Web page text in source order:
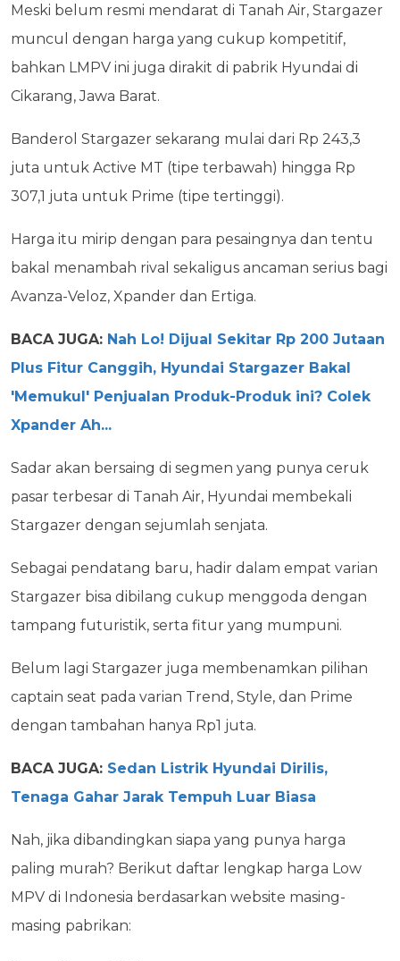
Meski belum resmi mendarat di Tanah Air, Stargazer
muncul dengan harga yang cukup kompetitif,
bahkan LMPV ini juga dirakit di pabrik Hyundai di
Cikarang, Jawa Barat.
Banderol Stargazer sekarang mulai dari Rp 243,3
juta untuk Active MT (tipe terbawah) hingga Rp
307,1 juta untuk Prime (tipe tertinggi).
Harga itu mirip dengan para pesaingnya dan tentu
bakal menambah rival sekaligus ancaman serius bagi
Avanza-Veloz, Xpander dan Ertiga.
BACA JUGA: Nah Lo! Dijual Sekitar Rp 200 Jutaan
Plus Fitur Canggih, Hyundai Stargazer Bakal
'Memukul' Penjualan Produk-Produk ini? Colek
Xpander Ah...
Sadar akan bersaing di segmen yang punya ceruk
pasar terbesar di Tanah Air, Hyundai membekali
Stargazer dengan sejumlah senjata.
Sebagai pendatang baru, hadir dalam empat varian
Stargazer bisa dibilang cukup menggoda dengan
tampang futuristik, serta fitur yang mumpuni.
Belum lagi Stargazer juga membenamkan pilihan
captain seat pada varian Trend, Style, dan Prime
dengan tambahan hanya Rp1 juta.
BACA JUGA: Sedan Listrik Hyundai Dirilis,
Tenaga Gahar Jarak Tempuh Luar Biasa
Nah, jika dibandingkan siapa yang punya harga
paling murah? Berikut daftar lengkap harga Low
MPV di Indonesia berdasarkan website masing-
masing pabrikan: